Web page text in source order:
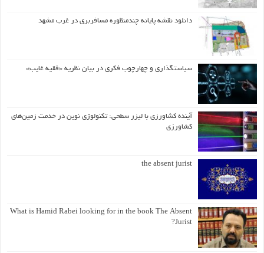
دانلود نقشه پایانه چندمنظوره مسافربری در غرب مشهد
سیاستگذاری و چهارچوب فکری در بیان نظریه «فقیه غایب»
آینده کشاورزی با لیزر سطحی: تکنولوژی نوین در خدمت زمین‌های
کشاورزی
the absent jurist
What is Hamid Rabei looking for in the book The Absent
Jurist?